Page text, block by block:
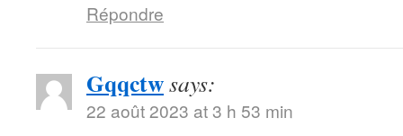
Répondre
Gqqctwsays:
22 août 2023 at 3 h 53 min